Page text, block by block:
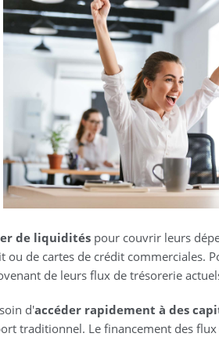
de liquidités pour couvrir leurs
de cartes de crédit commerciales.
de leurs flux de trésorerie
d'accéder rapidement à des
traditionnel. Le financement des